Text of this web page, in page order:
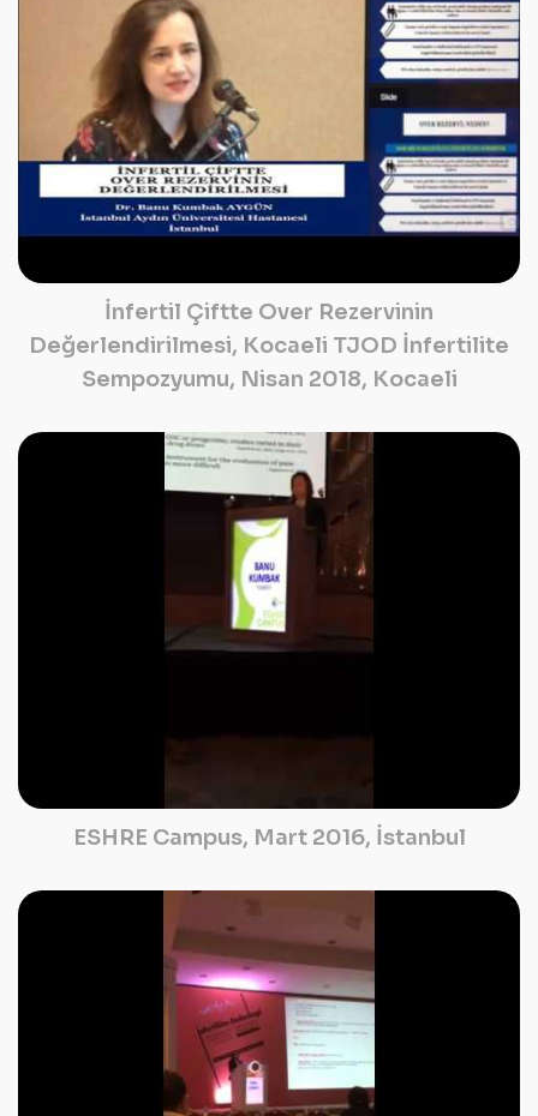
İnfertil Çiftte Over Rezervinin
Değerlendirilmesi, Kocaeli TJOD İnfertilite
Sempozyumu, Nisan 2018, Kocaeli
ESHRE Campus, Mart 2016, İstanbul